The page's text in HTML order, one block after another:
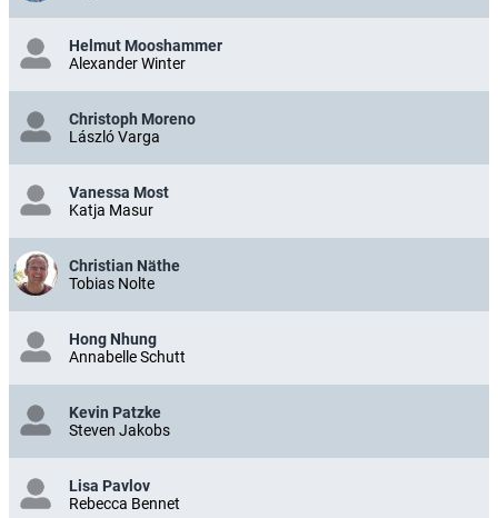
Helmut Mooshammer
Alexander Winter
Christoph Moreno
László Varga
Vanessa Most
Katja Masur
Christian Näthe
Tobias Nolte
Hong Nhung
Annabelle Schutt
Kevin Patzke
Steven Jakobs
Lisa Pavlov
Rebecca Bennet